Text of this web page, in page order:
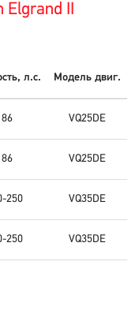
Elgrand II
л.с. Модель двиг.
VQ25DE
VQ25DE
250 VQ35DE
250 VQ35DE